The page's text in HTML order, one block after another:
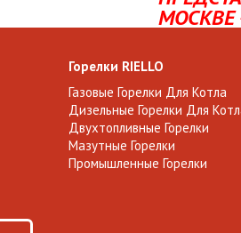
МОСКВЕ
Горелки RIELLO
Газовые Горелки Для Котла
Дизельные Горелки Для
Двухтопливные Горелки
Мазутные Горелки
Промышленные Горелки